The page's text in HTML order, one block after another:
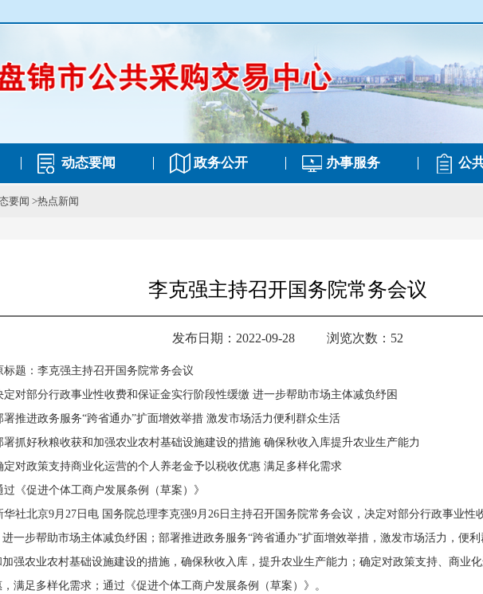
动态要闻 政务公开 办事服务 公
要闻 >热点新闻
李克强主持召开国务院常务会议
发布日期：2022-09-28 浏览次数：52
标题：李克强主持召开国务院常务会议
定对部分行政事业性收费和保证金实行阶段性缓缴 进一步帮助市场主体减负纾困
署推进政务服务“跨省通办”扩面增效举措 激发市场活力便利群众生活
署抓好秋粮收获和加强农业农村基础设施建设的措施 确保秋收入库提升农业生产能力
定对政策支持商业化运营的个人养老金予以税收优惠 满足多样化需求
过《促进个体工商户发展条例（草案）》
华社北京9月27日电 国务院总理李克强9月26日主持召开国务院常务会议，决定对部分行政事业性
一步帮助市场主体减负纾困；部署推进政务服务“跨省通办”扩面增效举措，激发市场活力，便
强农业农村基础设施建设的措施，确保秋收入库，提升农业生产能力；确定对政策支持、商业
满足多样化需求；通过《促进个体工商户发展条例（草案）》。